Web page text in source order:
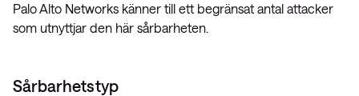
Palo Alto Networks känner till ett begränsat antal attacker
som utnyttjar den här sårbarheten.
Sårbarhetstyp